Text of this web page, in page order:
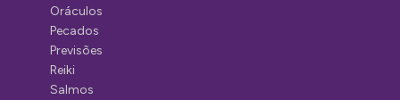
Oráculos
Pecados
Previsões
Reiki
Salmos